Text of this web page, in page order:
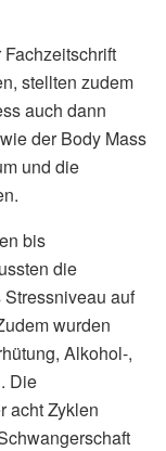
stellten zudem
auch dann
der Body Mass
und die
bis
die
auf
wurden
Alkohol-,
Die
acht Zyklen